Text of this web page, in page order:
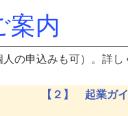
案内
の申込みも可）。詳し
【２】 起業ガ